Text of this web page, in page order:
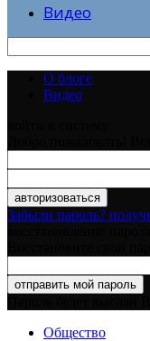
Видео
О блоге
Видео
Забыли пароль?
Общество